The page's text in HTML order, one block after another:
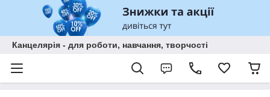
Канцелярія - для роботи, навчання, творчості